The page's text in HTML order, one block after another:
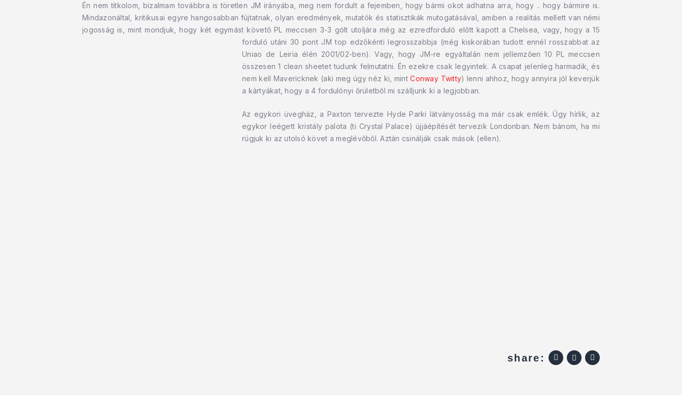
Én nem titkolom, bizalmam továbbra is töretlen JM irányába, meg nem fordult a fejemben, hogy bármi okot adhatna arra, hogy .. hogy bármire is.
Mindazonáltal, kritikusai egyre hangosabban fújtatnak, olyan eredmények, mutatók és statisztikák mutogatásával, amiben a realitás mellett van némi
jogosság is, mint mondjuk, hogy két egymást követő PL meccsen 3-3 gólt utoljára még az ezredforduló előtt kapott a Chelsea, vagy, hogy a 15
forduló utáni 30 pont JM top edzőkénti legrosszabbja (még kiskorában tudott ennél rosszabbat az
Uniao de Leiria élén 2001/02-ben). Vagy, hogy JM-re egyáltalán nem jellemzően 10 PL meccsen
összesen 1 clean sheetet tudunk felmutatni. Én ezekre csak legyintek. A csapat jelenleg harmadik, és
nem kell Mavericknek (aki meg úgy néz ki, mintConway Twitty) lenni ahhoz, hogy annyira jól keverjük
a kártyákat, hogy a 4 fordulónyi őrületből mi szálljunk ki a legjobban.
Az egykori üvegház, a Paxton tervezte Hyde Parki látványosság ma már csak emlék. Úgy hírlik, az
egykor leégett kristály palota (ti Crystal Palace) újjáépítését tervezik Londonban. Nem bánom, ha mi
rúgjuk ki az utolsó követ a meglévőből. Aztán csinálják csak mások (ellen).
share: